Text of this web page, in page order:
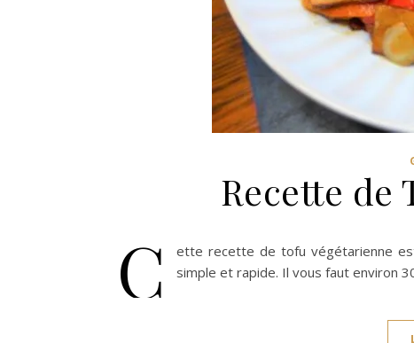
Recette de
C
ette recette de tofu végétarienne
simple et rapide. Il vous faut environ